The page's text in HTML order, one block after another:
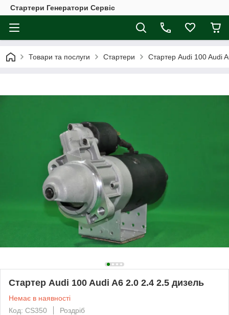
Стартери Генератори Сервіс
Товари та послуги Стартери Стартер Audi 100 Audi
Стартер Audi 100 Audi A6 2.0 2.4 2.5 дизель
Немає в наявності
Код: CS350
Роздріб